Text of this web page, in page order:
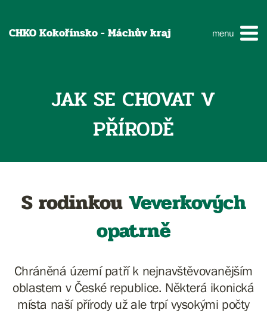
CHKO Kokořínsko - Máchův kraj menu
JAK SE CHOVAT V
PŘÍRODĚ
S rodinkouVeverkových
opatrně
Chráněná území patří k nejnavštěvovanějším
oblastem v České republice. Některá ikonická
místa naší přírody už ale trpí vysokými počty